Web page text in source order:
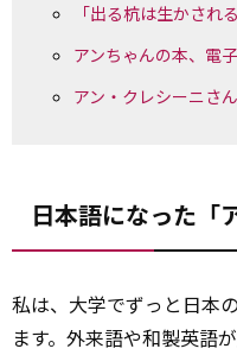
「出る杭は生かされ
アンちゃんの本、電
アン・クレシーニさ
日本語になった「
私は、大学でずっと日本
ます。外来語や和製英語が